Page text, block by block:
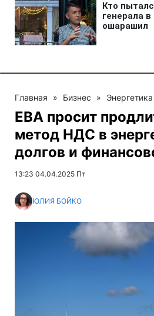
Главная » Бизнес » Энергетика
EBA просит
метод НДС в
долгов и
13:23 04.04.2025 Пт
ЮЛИЯ БОЙКО